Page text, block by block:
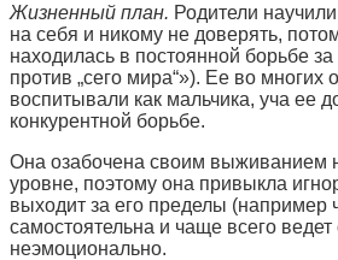
Жизненный план. Родители
на себя и никому не доверять,
находилась в постоянной борьбе
против „сего мира“»). Ее во многих
воспитывали как мальчика, уча ее
конкурентной борьбе.
Она озабочена своим выживанием
уровне, поэтому она привыкла
выходит за его пределы (например
самостоятельна и чаще всего
неэмоционально.